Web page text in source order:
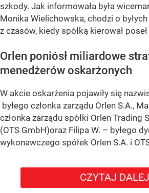
szkody. Jak informowała była
Monika Wielichowska, chodzi o
z czasów, kiedy spółką kierował
Orlen poniósł miliardowe
menedżerów oskarżonych
W akcie oskarżenia pojawiły się
byłego członka zarządu Orlen S.A.,
członka zarządu spółki Orlen Trading
(OTS GmbH)oraz Filipa W. – byłego
wykonawczego spółek Orlen S.A. i
CZYTAJ DALEJ